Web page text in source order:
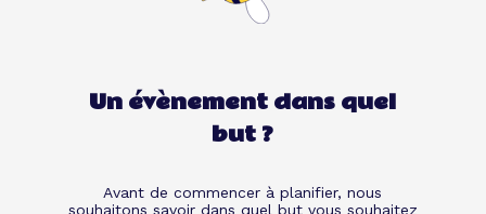
Un évènement dans quel
but ?
Avant de commencer à planifier, nous
souhaitons savoir dans quel but vous souhaitez